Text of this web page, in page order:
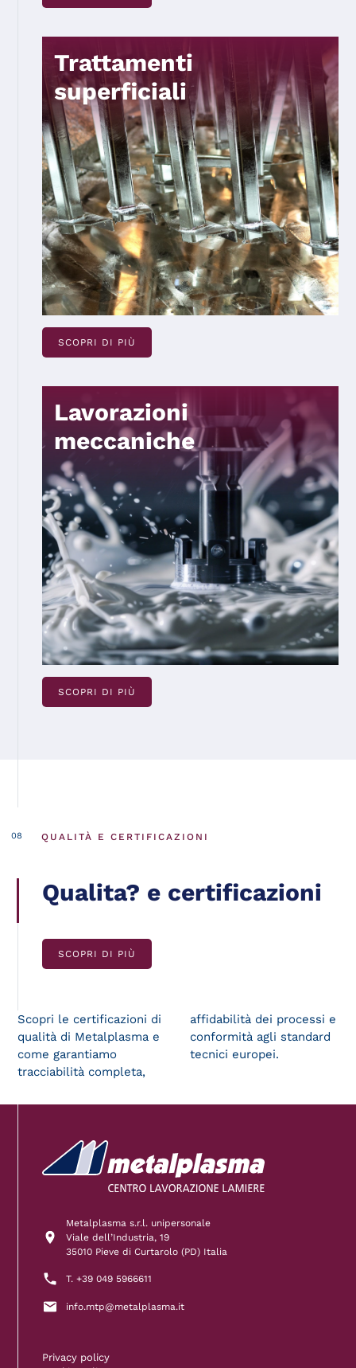
Trattamenti
superficiali
SCOPRI DI PIÙ
Lavorazioni
meccaniche
SCOPRI DI PIÙ
QUALITÀ E CERTIFICAZIONI
Qualita? e certificazioni
SCOPRI DI PIÙ
Scopri le certificazioni di
qualità di Metalplasma e
come garantiamo
tracciabilità completa,
affidabilità dei processi e
conformità agli standard
tecnici europei.
Metalplasma s.r.l. unipersonale
Viale dell’Industria, 19
35010 Pieve di Curtarolo (PD) Italia
T. +39 049 5966611
info.mtp@metalplasma.it
Privacy policy